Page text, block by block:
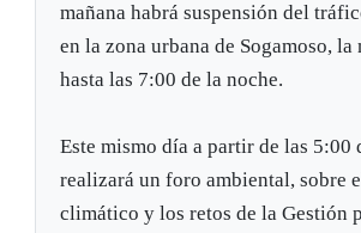
mañana habrá suspensión del
en la zona urbana de Sogamoso, la
hasta las 7:00 de la noche.
Este mismo día a partir de las 5:00
realizará un foro ambiental, sobre
climático y los retos de la Gestión